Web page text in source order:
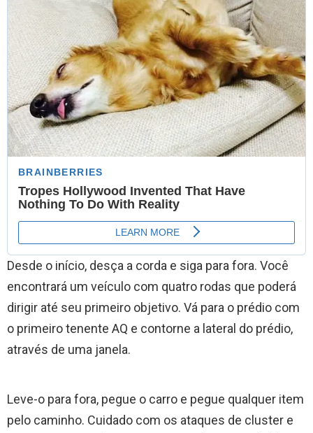
Desde o início, desça a corda e siga para fora. Você
encontrará um veículo com quatro rodas que poderá
dirigir até seu primeiro objetivo. Vá para o prédio com
o primeiro tenente AQ e contorne a lateral do prédio,
através de uma janela.
Leve-o para fora, pegue o carro e pegue qualquer item
pelo caminho. Cuidado com os ataques de cluster e